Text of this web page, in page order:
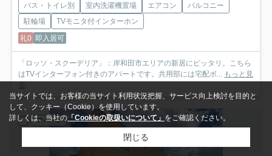
バス・トイレ別 室内洗濯機置場 エアコン
バルコニー
駐輪場
TVモニタ付インターホン
礼0 即入居可
「ロッソ・スクーデリア」：岸和田市エリアの新居にピッタリ。こちら
はTVインターフォン付きのアパートです。共用部には宅配ボ... もっと見
る
アパート
当サイトでは、お客様の当サイト利用状況把握、サービス向上検討を目的と
して、クッキー（Cookie）を使用しています。
詳しくは、当社の 「Cookieの取扱いについて」 をご確認ください。
閉じる